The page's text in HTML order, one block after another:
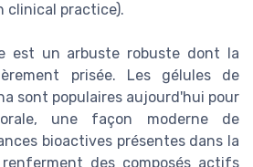
clinical practice).
est un arbuste robuste dont la
prisée. Les gélules de
sont populaires aujourd'hui pour
une façon moderne de
bioactives présentes dans la
des composés actifs